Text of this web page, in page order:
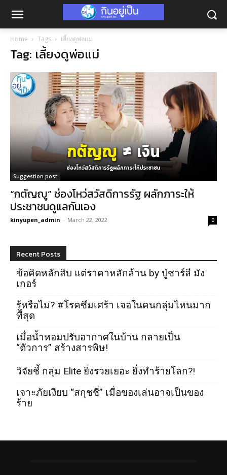
Home Tags เลี้ยงดูพ่อแม่
Tag: เลี้ยงดูพ่อแม่
Suggestion post
“กตัญญู” ช่องโหว่สวัสดิการรัฐ ผลักภาระให้
ประชาชนดูแลกันเอง
kinyupen_admin - March 22, 2022 0
Recent Posts
ข้อคิดหลักสิบ แต่ราคาหลักล้าน by ปู่ชาร์ลี มัง
เกอร์
รู้หรือไม่? #โรคซึมเศร้า เจอในคนกลุ่มไหนมาก
ที่สุด
เมื่อน้ำหอมปรับอากาศในบ้าน กลายเป็น
“ตัวการ” สร้างสารพิษ!
วิจัยชี้ กลุ่ม Elite ยิ่งรวยเยอะ ยิ่งทำร้ายโลก?!
เจาะภัยเงียบ “สกุชชี่” เมื่อของเล่นอาจเป็นของ
ร้าย